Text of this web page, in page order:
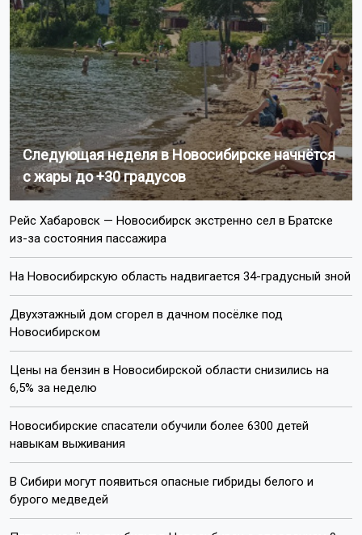
Следующая неделя в Новосибирске начнётся
с жары до +30 градусов
Рейс Хабаровск — Новосибирск экстренно сел в Братске
из-за состояния пассажира
На Новосибирскую область надвигается 34-градусный зной
Двухэтажный дом сгорел в дачном посёлке под
Новосибирском
Цены на бензин в Новосибирской области снизились на
6,5% за неделю
Новосибирские спасатели обучили более 6300 детей
навыкам выживания
В Сибири могут появиться опасные гибриды белого и
бурого медведей